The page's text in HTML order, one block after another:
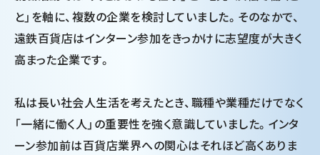
と」を軸に、複数の企業を検討していました。そのなかで、
遠鉄百貨店はインターン参加をきっかけに志望度が大きく
高まった企業です。
私は長い社会人生活を考えたとき、職種や業種だけでなく
「一緒に働く人」の重要性を強く意識していました。インタ
ーン参加前は百貨店業界への関心はそれほど高くありま